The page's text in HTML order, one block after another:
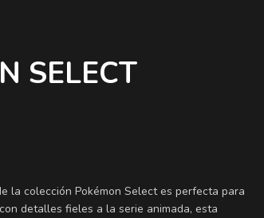
SELECT
la colección Pokémon Select es perfecta para
detalles fieles a la serie animada, esta